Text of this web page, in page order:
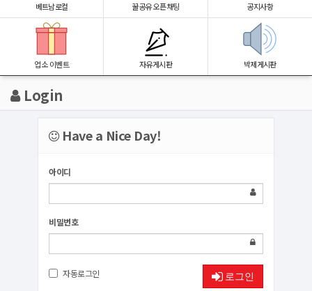
베트남로컬 꿀공유 오픈채팅 공지사항
업소 이벤트 자유게시판 박제게시판
Login
Have a Nice Day!
아이디
비밀번호
자동로그인 로그인